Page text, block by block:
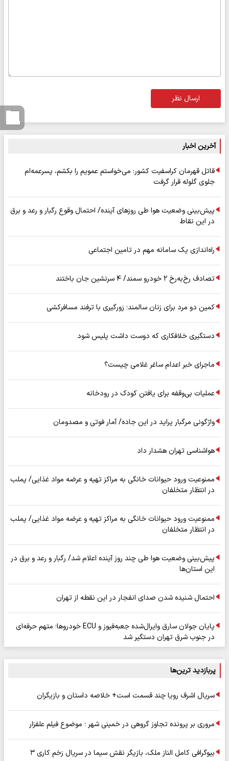
ارسال نظر
آخرین اخبار
قاتل قهرمان کراسفیت کشور: می‌خواستم عمویم را بکشم، پسرعمه‌ام
جلوی گلوله قرار گرفت
پیش‌بینی وضعیت هوا طی روزهای آینده/ احتمال وقوع رگبار و رعد و برق
در این نقاط
راه‌اندازی یک سامانه مهم در تامین اجتماعی
تصادف رخ‌به‌رخ ۲ خودرو سمند/ ۴ سرنشین جان باختند
کمین دو مرد برای زنان سالمند؛ زورگیری با ترفند مسافرکشی
دستگیری خلافکاری که دوست داشت پلیس شود
ماجرای خبر اعدام ساغر غلامی چیست؟
عملیات بی‌وقفه برای یافتن کودک در رودخانه
واژگونی مرگبار پراید در این جاده/ آمار فوتی و مصدومان
هواشناسی تهران هشدار داد
ممنوعیت ورود حیوانات خانگی به مراکز تهیه و عرضه مواد غذایی/ پملب
در انتظار متخلفان
ممنوعیت ورود حیوانات خانگی به مراکز تهیه و عرضه مواد غذایی/ پملب
در انتظار متخلفان
پیش‌بینی وضعیت هوا طی چند روز آینده اعلام شد/ رگبار و رعد و برق در
این استان‌ها
احتمال شنیده شدن صدای انفجار در این نقطه از تهران
پایان جولان سارق وایرال‌شده جعبه‌فیوز و ECU خودروها؛ متهم حرفه‌ای
در جنوب شرق تهران دستگیر شد
پربازدید ترین‌ها
سریال اشرف رویا چند قسمت است+ خلاصه داستان و بازیگران
مروری بر پرونده تجاوز گروهی در خمینی شهر ؛ موضوع فیلم علفزار
بیوگرافی کامل الناز ملک، بازیگر نقش سیما در سریال زخم کاری ۳